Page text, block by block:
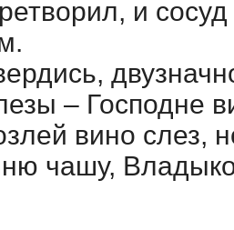
и
– Господне
вино слез,
чашу,